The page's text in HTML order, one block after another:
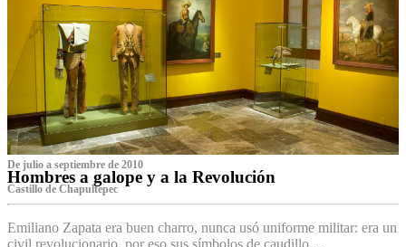
De julio a septiembre de 2010
Hombres a galope y a la Revolución
Castillo de Chapultepec
Emiliano Zapata era buen charro, nunca usó uniforme militar: era un
civil revolucionario, por eso sus símbolos de caudillo,…